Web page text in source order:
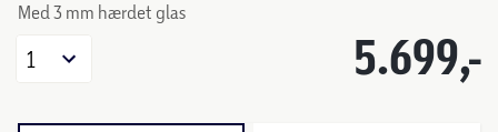
Med 3 mm hærdet glas
5.699,-
1